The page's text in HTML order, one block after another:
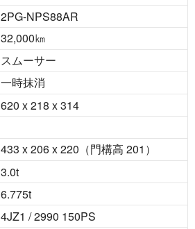
2PG-NPS88AR
32,000㎞
スムーサー
一時抹消
620 x 218 x 314
433 x 206 x 220（門構高 201）
3.0t
6.775t
4JZ1 / 2990 150PS